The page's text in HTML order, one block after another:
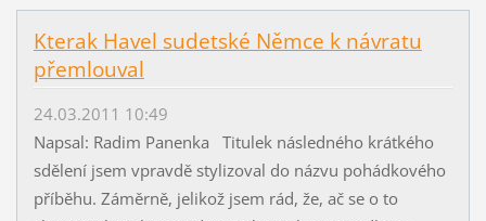
Kterak Havel sudetské Němce k návratu
přemlouval
24.03.2011 10:49
Napsal: Radim Panenka Titulek následného krátkého
sdělení jsem vpravdě stylizoval do názvu pohádkového
příběhu. Záměrně, jelikož jsem rád, že, ač se o to